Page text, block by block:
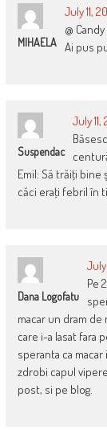
MIHAELA
July 11,
@ Candy
Ai pus
Suspendac
July 11,
Emil: Să trăiţi
căci eraţi febril în
Dana Logofatu
July
Pe
macar un dram
care i-a lasat fara
speranta ca
zdrobi capul
post, si pe blog.